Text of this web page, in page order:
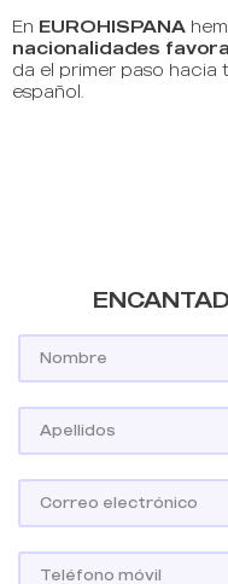
En EUROHISPANA
nacionalidades
da el primer paso
español.